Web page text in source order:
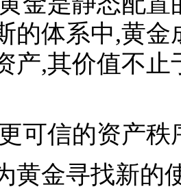
的体系中,黄
产,其价值不止
可信的资产秩
黄金寻找新的